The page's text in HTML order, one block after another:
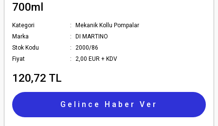
700ml
Kategori
Mekanik Kollu Pompalar
Marka
DI MARTINO
Stok Kodu
2000/86
Fiyat
2,00 EUR + KDV
120,72 TL
Gelince Haber Ver